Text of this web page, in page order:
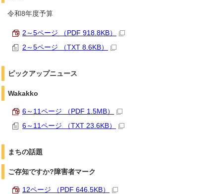
令和8年度予算
2～5ページ （PDF 918.8KB）
2～5ページ （TXT 8.6KB）
ピックアップニュース
Wakakko
6～11ページ （PDF 1.5MB）
6～11ページ （TXT 23.6KB）
まちの話題
ご存知ですか?障害者マーク
12ページ （PDF 646.5KB）